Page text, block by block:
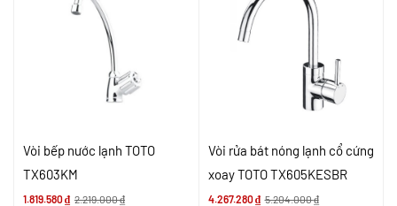
Vòi bếp nước lạnh TOTO
TX603KM
1.819.580₫ 2.219.000₫
Vòi rửa bát nóng lạnh cổ cứng
xoay TOTO TX605KESBR
4.267.280₫ 5.204.000₫